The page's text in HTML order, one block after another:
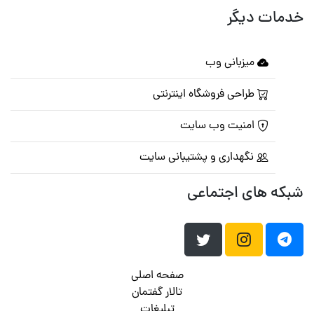
خدمات دیگر
میزبانی وب
طراحی فروشگاه اینترنتی
امنیت وب سایت
نگهداری و پشتیبانی سایت
شبکه های اجتماعی
صفحه اصلی
تالار گفتمان